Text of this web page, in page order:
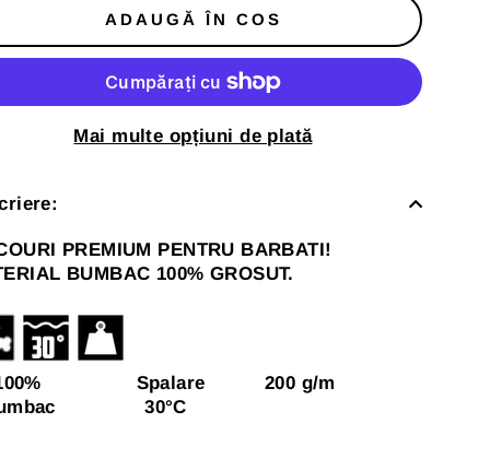
ADAUGĂ ÎN COS
Mai multe opțiuni de plată
PREMIUM PENTRU BARBATI!
BUMBAC 100% GROSUT.
Spalare 200 g/m
30°C